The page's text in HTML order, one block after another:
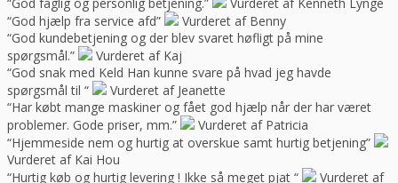
“God hjælp fra service afd”
Vurderet af Benny
“God kundebetjening og der blev svaret høfligt på mine
spørgsmål.”
Vurderet af Kaj
“God snak med Keld Han kunne svare på hvad jeg havde
spørgsmål til “
Vurderet af Jeanette
“Har købt mange maskiner og fået god hjælp når der har været
problemer. Gode priser, mm.”
Vurderet af Patricia
“Hjemmeside nem og hurtig at overskue samt hurtig betjening”
Vurderet af Kai Hou
“Hurtig køb og hurtig levering ! Ikke så meget pjat “
Vurderet af